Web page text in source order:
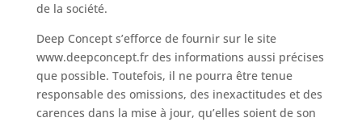
de la société.
Deep Concept s’efforce de fournir sur le site
www.deepconcept.fr des informations aussi précises
que possible. Toutefois, il ne pourra être tenue
responsable des omissions, des inexactitudes et des
carences dans la mise à jour, qu’elles soient de son